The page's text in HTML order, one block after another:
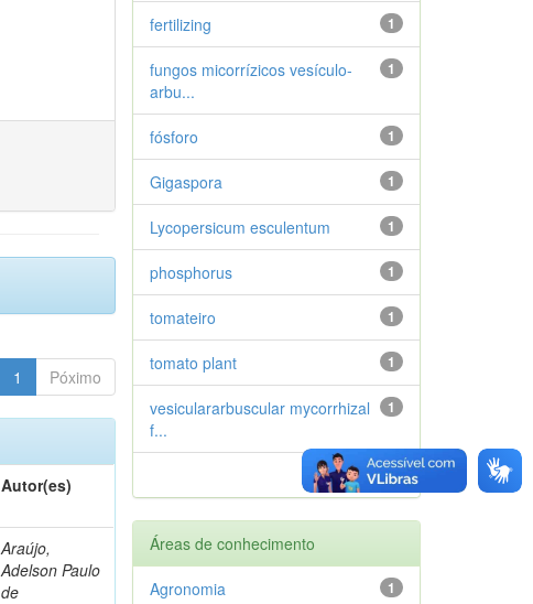
1 Póximo
Autor(es)
Araújo,
Adelson Paulo
de
1
fertilizing
1
fungos micorrízicos vesículo-
arbu...
1
fósforo
1
Gigaspora
1
Lycopersicum esculentum
1
phosphorus
1
tomateiro
1
tomato plant
1
vesiculararbuscular mycorrhizal
f...
próximo >
Áreas de conhecimento
1
Agronomia